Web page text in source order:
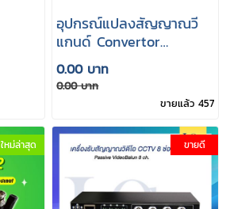
อุปกรณ์แปลงสัญญาณวี
แกนด์ Convertor
Wiegand to RS-232
0.00 บาท
0.00 บาท
ขายแล้ว 457
ใหม่ล่าสุด ขายดี